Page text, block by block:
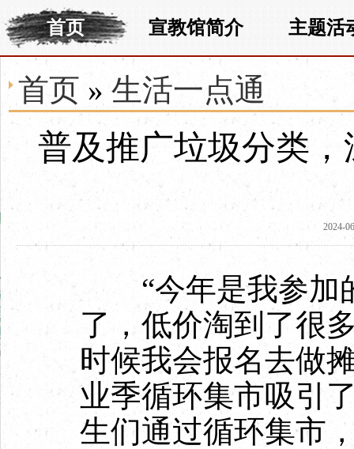
首页 宣教馆简介 主题活
首页 » 生活一点通
普及推广垃圾分类
2024-
“今年是我参加
了，低价淘到了很
时候我会报名去做
业季循环集市吸引
生们通过循环集市